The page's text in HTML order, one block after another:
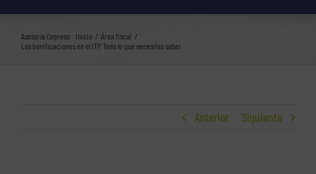
Asesoría Cepresa: Inicio
Área fiscal
Las bonificaciones en el ITP. Todo lo que necesitas saber
Anterior Siguiente